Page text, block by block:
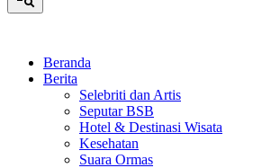
Beranda
Berita
Selebriti dan Artis
Seputar BSB
Hotel & Destinasi Wisata
Kesehatan
Suara Ormas